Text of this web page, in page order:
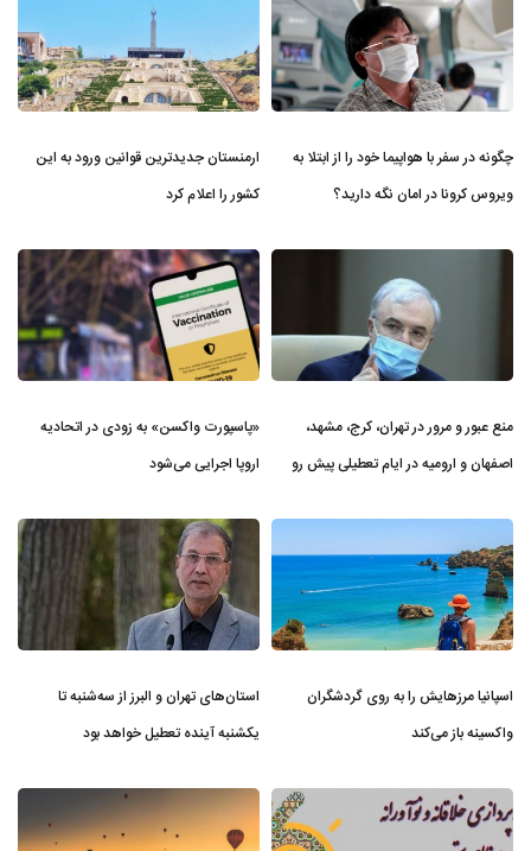
چگونه در سفر با هواپیما خود را از ابتلا به
ویروس کرونا در امان نگه دارید؟
ارمنستان جدیدترین قوانین ورود به این
کشور را اعلام کرد
منع عبور و مرور در تهران، کرج، مشهد،
اصفهان و ارومیه در ایام تعطیلی پیش ر‌و
«پاسپورت واکسن» به زودی در اتحادیه
اروپا اجرایی می‌شود
اسپانیا مرزهایش را به روی گردشگران
واکسینه باز می‌کند
استان‌های تهران و البرز از سه‌شنبه تا
یکشنبه آینده تعطیل خواهد بود